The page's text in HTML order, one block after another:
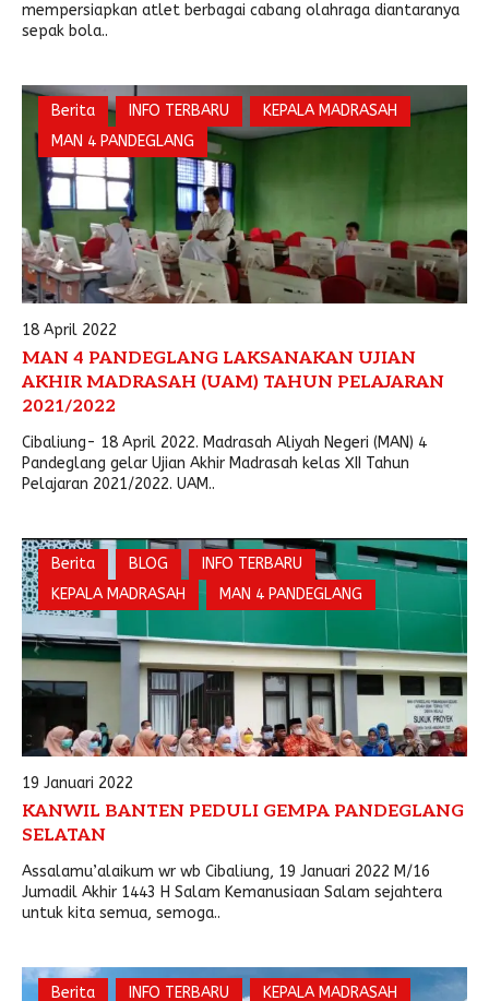
mempersiapkan atlet berbagai cabang olahraga diantaranya
sepak bola..
Berita INFO TERBARU
KEPALA MADRASAH
MAN 4 PANDEGLANG
18 April 2022
MAN 4 PANDEGLANG LAKSANAKAN UJIAN
AKHIR MADRASAH (UAM) TAHUN PELAJARAN
2021/2022
Cibaliung- 18 April 2022. Madrasah Aliyah Negeri (MAN) 4
Pandeglang gelar Ujian Akhir Madrasah kelas XII Tahun
Pelajaran 2021/2022. UAM..
Berita BLOG
INFO TERBARU
KEPALA MADRASAH
MAN 4 PANDEGLANG
19 Januari 2022
KANWIL BANTEN PEDULI GEMPA PANDEGLANG
SELATAN
Assalamu’alaikum wr wb Cibaliung, 19 Januari 2022 M/16
Jumadil Akhir 1443 H Salam Kemanusiaan Salam sejahtera
untuk kita semua, semoga..
Berita INFO TERBARU KEPALA MADRASAH